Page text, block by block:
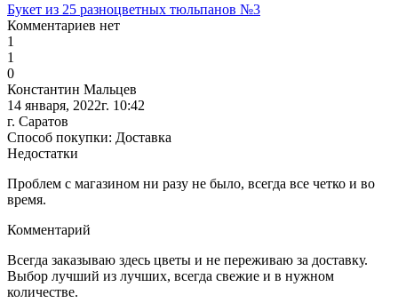
Букет из 25 разноцветных тюльпанов №3
Комментариев нет
1
1
0
Константин Мальцев
14 января, 2022г. 10:42
г. Саратов
Способ покупки: Доставка
Недостатки
Проблем с магазином ни разу не было, всегда все четко и во
время.
Комментарий
Всегда заказываю здесь цветы и не переживаю за доставку.
Выбор лучший из лучших, всегда свежие и в нужном
количестве.